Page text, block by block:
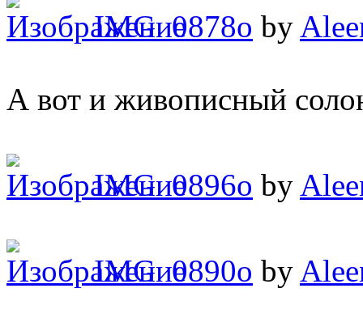
IMG_0878o by
А вот и живописный
IMG_0896o by
IMG_0890o by